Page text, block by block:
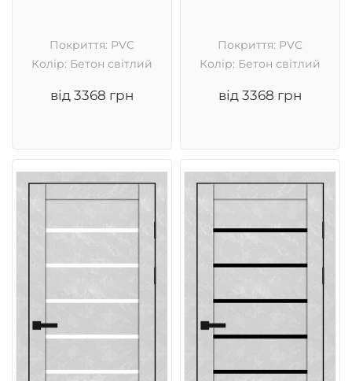
Покриття: PVC
Колір: Бетон світлий
від 3368 грн
Покриття: PVC
Колір: Бетон світлий
від 3368 грн